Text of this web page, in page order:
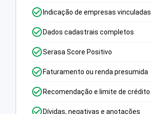
Indicação de empresas vinculadas
Dados cadastrais completos
Serasa Score Positivo
Faturamento ou renda presumida
Recomendação e limite de crédito
Dívidas, negativas e anotações